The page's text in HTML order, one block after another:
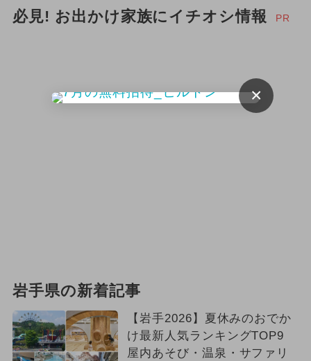
必見! お出かけ家族にイチオシ情報 PR
岩手県の新着記事
【岩手2026】夏休みのおでか
け最新人気ランキングTOP9
屋内あそび・温泉・サファリ
×